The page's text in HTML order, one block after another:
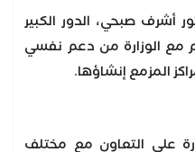
أشرف صبحي، الدور الكبير
مع الوزارة من دعم نفسي
المزمع إنشاؤها.
على التعاون مع مختلف